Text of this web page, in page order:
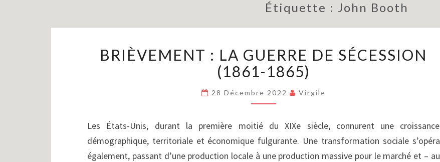
Étiquette : John Booth
:
LA
GUERRE
DE
SÉCESSION
1865)
BRIÈVEMENT : LA GUERRE DE SÉCESSION
(1861-1865)
28 Décembre 2022 Virgile
Les États-Unis, durant la première moitié du XIXe siècle, connurent une croissance
démographique, territoriale et économique fulgurante. Une transformation sociale s’opéra
également, passant d’une production locale à une production massive pour le marché et – au